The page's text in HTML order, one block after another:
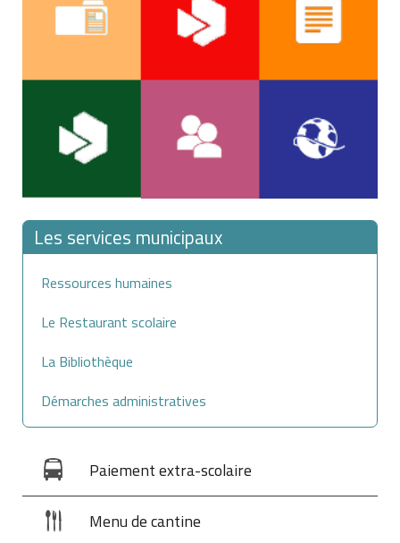
Les services municipaux
Ressources humaines
Le Restaurant scolaire
La Bibliothèque
Démarches administratives
Paiement extra-scolaire
Menu de cantine